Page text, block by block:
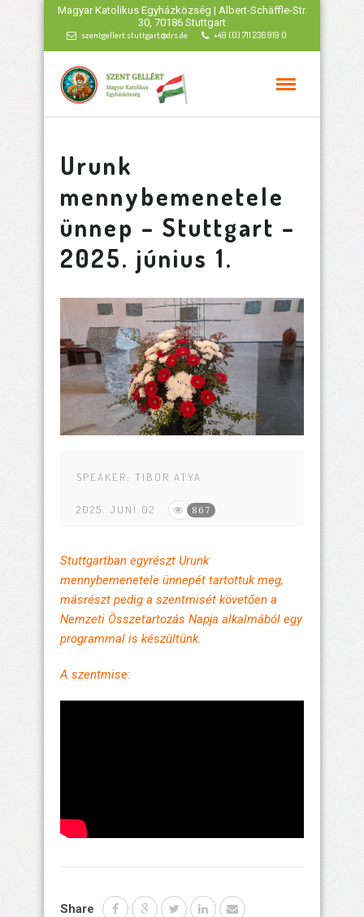
Magyar Katolikus Egyházközség | Albert-Schäffle-Str.
30, 70186 Stuttgart
szentgellert.stuttgart@drs.de +49 (0) 711 236 919 0
Urunk
mennybemenetele
ünnep – Stuttgart –
2025. június 1.
SPEAKER: TIBOR ATYA
2025. JUNI 02 867
Stuttgartban egyrészt Urunk
mennybemenetele ünnepét tartottuk meg,
másrészt pedig a szentmisét követően a
Nemzeti Összetartozás Napja alkalmából egy
programmal is készültünk.
A szentmise:
Share